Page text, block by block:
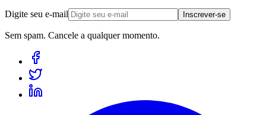
Digite seu e-mail Inscrever-se
Sem spam. Cancele a qualquer momento.